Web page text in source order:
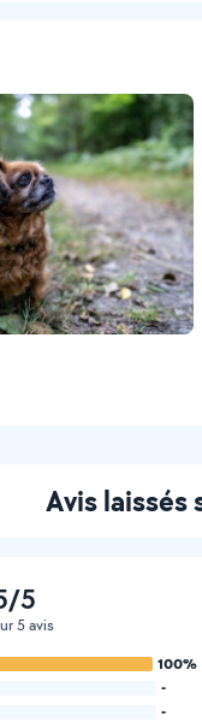
Avis laissés
5
5 avis
100%
-
-